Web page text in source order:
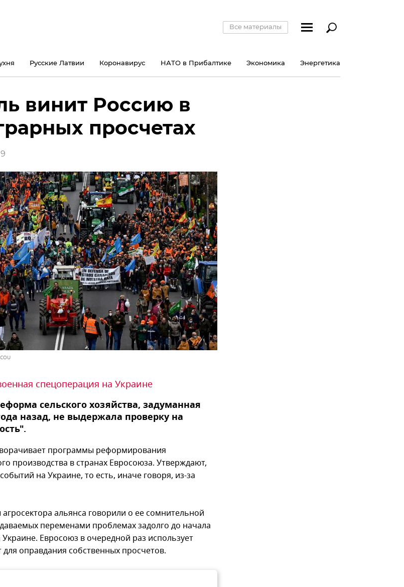
Все материалы
Русские Латвии Коронавирус НАТО в Прибалтике Экономика Энергетика
винит Россию в
просчетах
спецоперация на Украине
сельского хозяйства, задуманная
назад, не выдержала проверку на
программы реформирования
производства в странах Евросоюза. Утверждают,
на Украине, то есть, иначе говоря, из-за
альянса говорили о ее сомнительной
переменами проблемах задолго до начала
Евросоюз в очередной раз использует
оправдания собственных просчетов.